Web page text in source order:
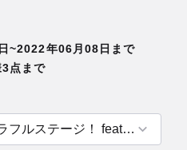
~2022年06月08日まで
点まで